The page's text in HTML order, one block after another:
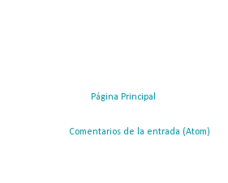
Página Principal
Comentarios de la entrada (Atom)